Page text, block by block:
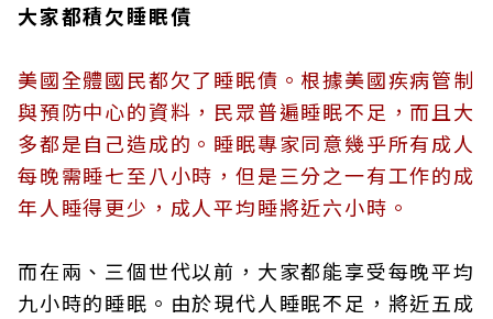
大家都積欠睡眠債
美國全體國民都欠了睡眠債。根據美國疾病管制
與預防中心的資料，民眾普遍睡眠不足，而且大
多都是自己造成的。睡眠專家同意幾乎所有成人
每晚需睡七至八小時，但是三分之一有工作的成
年人睡得更少，成人平均睡將近六小時。
而在兩、三個世代以前，大家都能享受每晚平均
九小時的睡眠。由於現代人睡眠不足，將近五成